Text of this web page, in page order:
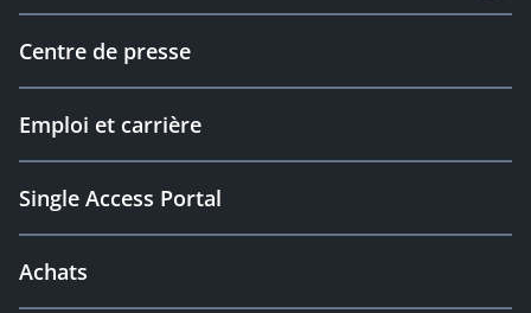
Centre de presse
Emploi et carrière
Single Access Portal
Achats